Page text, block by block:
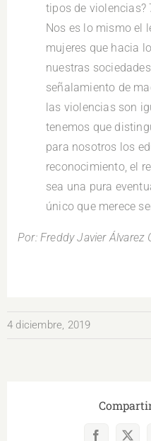
tipos de violencias?
Nos es lo mismo el
mujeres que hacia
nuestras
señalamiento de
las violencias son
tenemos que
para nosotros los
reconocimiento, el
sea una pura
único que merece
Por: Freddy Javier Álvarez
4 diciembre, 2019